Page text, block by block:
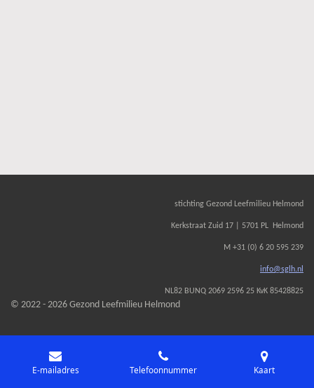
stichting Gezond Leefmilieu Helmond
Kerkstraat Zuid 17 | 5701 PL Helmond
M +31 (0) 6 20 595 239
info@sglh.nl
NL82 BUNQ 2069 2596 25 KvK 85428825
© 2022 - 2026 Gezond Leefmilieu Helmond
E-mailadres Telefoonnummer Kaart